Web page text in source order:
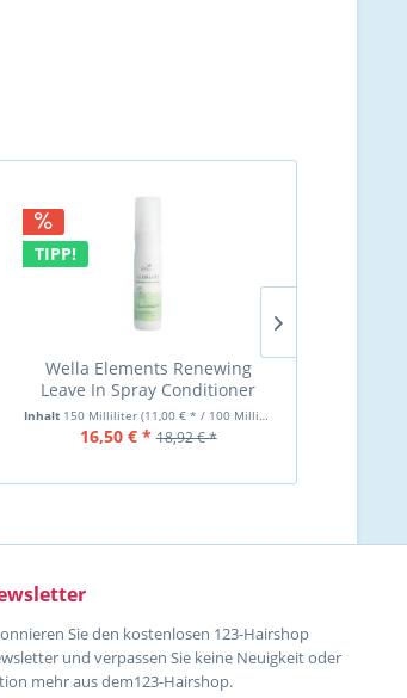
TIPP!
Wella Elements Renewing
Leave In Spray Conditioner
150 ml
Inhalt 150 Milliliter(11,00 € * / 100 Milliliter)
16,50 € * 18,92 € *
Sie den kostenlosen 123-Hairshop
und verpassen Sie keine Neuigkeit oder
mehr aus dem123-Hairshop.